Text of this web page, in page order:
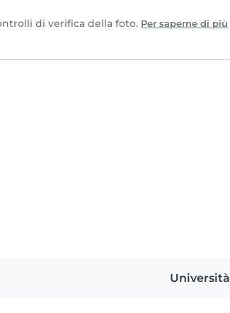
di verifica della foto. Per saperne di più
Università